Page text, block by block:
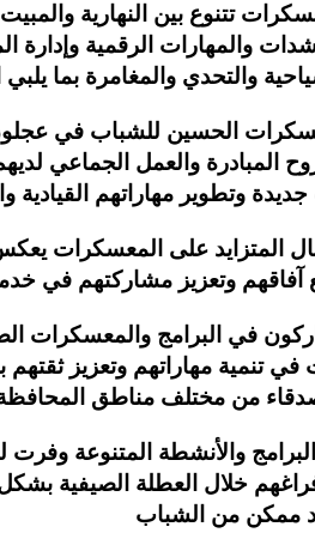
تتنوع بين النهارية
والمهارات الرقمية وإدارة
الحسين للشباب في
المبادرة والعمل الجماعي
المتزايد على المعسكرات
في البرامج والمعسكرات
في تنمية مهاراتهم وتعزيز
والأنشطة المتنوعة وفرت
خلال العطلة الصيفية